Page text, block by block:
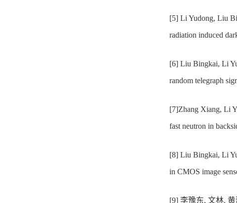
[5] Li Yudong, Liu
radiation induced
[6] Liu Bingkai, Li
random telegraph
[7]Zhang Xiang, Li
fast neutron in
[8] Liu Bingkai, Li
in CMOS image
[9] 李豫东, 文林,